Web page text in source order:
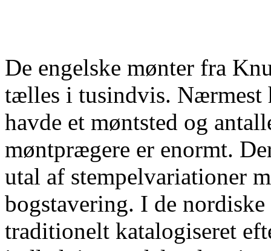
De engelske mønter fra
tælles i tusindvis. Nærmest
havde et møntsted og
møntprægere er enormt.
utal af stempelvariationer
bogstavering. I de
traditionelt katalogiseret